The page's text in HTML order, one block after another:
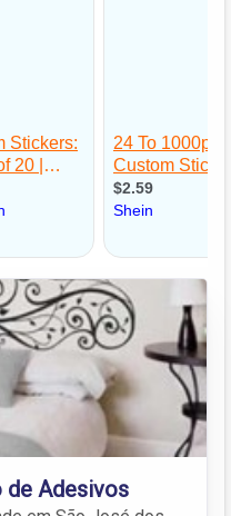
de Adesivos